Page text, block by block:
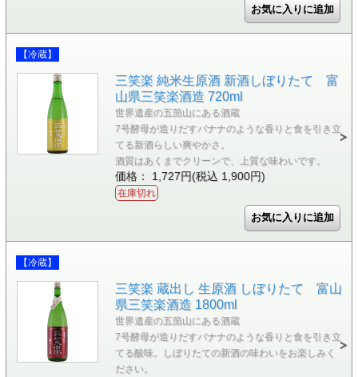
【冷蔵】
三笑楽 純米生原酒 新酒しぼりたて 富
山県三笑楽酒造 720ml
世界遺産の五箇山にある酒蔵
7号酵母が造りだすバナナのような香りと食を引き立
てる新酒らしい爽やかさ。
酒質はあくまでクリーンで、上質な味わいです。
価格： 1,727円(税込 1,900円)
在庫切れ
【冷蔵】
三笑楽 蔵出し 生原酒 しぼりたて 富山
県三笑楽酒造 1800ml
世界遺産の五箇山にある酒蔵
7号酵母が造りだすバナナのような香りと食を引き立
てる酸味。しぼりたての新酒の味わいをお楽しみく
ださい。